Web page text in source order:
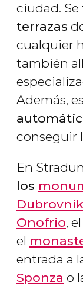
ciudad. Se
terrazas
cualquier
también
Además,
conseguir
En
los
Dubrovnik
Onofrio, el
el
entrada a
Sponza o